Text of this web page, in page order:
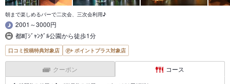
朝まで楽しめるバーで二次会、三次会利用♪
2001～3000円
都町ｼﾞｬﾝｸﾞﾙ公園から徒歩1分
口コミ投稿特典対象店 ポイントプラス対象店
クーポン コース